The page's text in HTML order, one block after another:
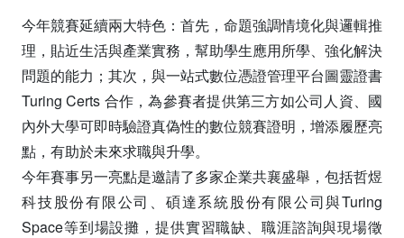
今年競賽延續兩大特色：首先，命題強調情境化與邏輯推
理，貼近生活與產業實務，幫助學生應用所學、強化解決
問題的能力；其次，與一站式數位憑證管理平台圖靈證書
Turing Certs 合作，為參賽者提供第三方如公司人資、國
內外大學可即時驗證真偽性的數位競賽證明，增添履歷亮
點，有助於未來求職與升學。
今年賽事另一亮點是邀請了多家企業共襄盛舉，包括哲煜
科技股份有限公司、碩達系統股份有限公司與Turing
Space等到場設攤，提供實習職缺、職涯諮詢與現場徵